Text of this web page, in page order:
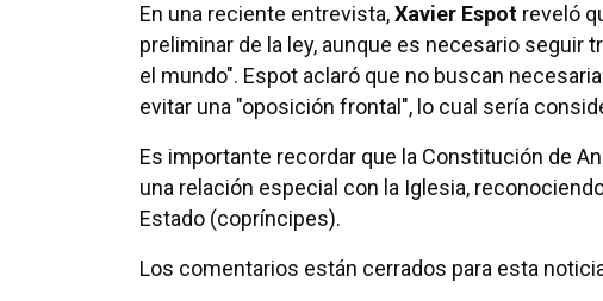
En una reciente entrevista,Xavier Espot reveló
preliminar de la ley, aunque es necesario seguir
el mundo". Espot aclaró que no buscan
evitar una "oposición frontal", lo cual sería
Es importante recordar que la Constitución de
una relación especial con la Iglesia,
Estado (copríncipes).
Los comentarios están cerrados para esta